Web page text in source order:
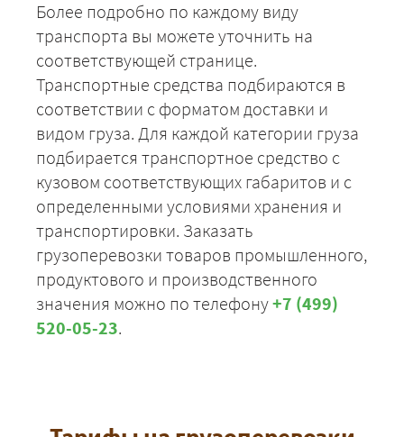
Более подробно по каждому виду
транспорта вы можете уточнить на
соответствующей странице.
Транспортные средства подбираются в
соответствии с форматом доставки и
видом груза. Для каждой категории груза
подбирается транспортное средство с
кузовом соответствующих габаритов и с
определенными условиями хранения и
транспортировки. Заказать
грузоперевозки товаров промышленного,
продуктового и производственного
значения можно по телефону+7 (499)
520-05-23.